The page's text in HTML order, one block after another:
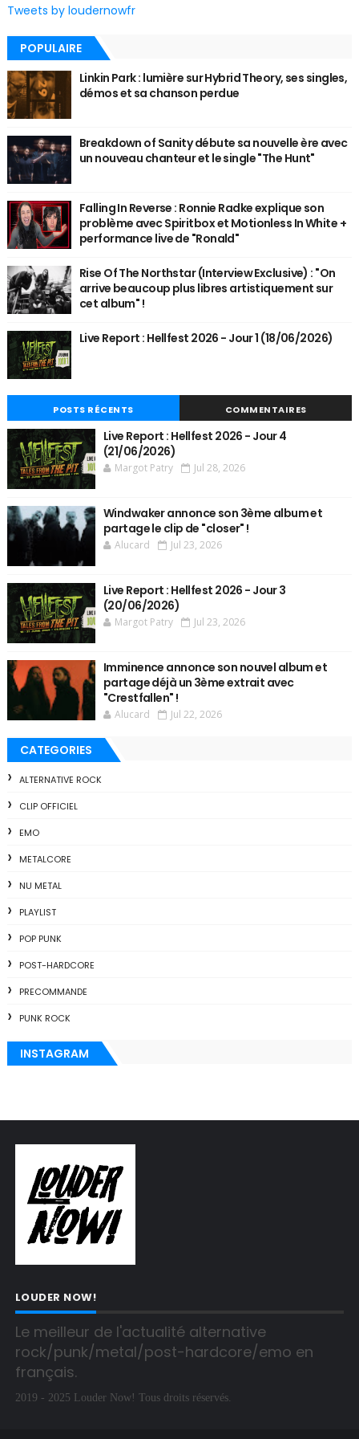
Tweets by loudernowfr
POPULAIRE
Linkin Park : lumière sur Hybrid Theory, ses singles,
démos et sa chanson perdue
Breakdown of Sanity débute sa nouvelle ère avec
un nouveau chanteur et le single "The Hunt"
Falling In Reverse : Ronnie Radke explique son
problème avec Spiritbox et Motionless In White +
performance live de "Ronald"
Rise Of The Northstar (Interview Exclusive) : "On
arrive beaucoup plus libres artistiquement sur
cet album" !
Live Report : Hellfest 2026 - Jour 1 (18/06/2026)
POSTS RÉCENTS COMMENTAIRES
Live Report : Hellfest 2026 - Jour 4
(21/06/2026)
Margot Patry Jul 28, 2026
Windwaker annonce son 3ème album et
partage le clip de "closer" !
Alucard Jul 23, 2026
Live Report : Hellfest 2026 - Jour 3
(20/06/2026)
Margot Patry Jul 23, 2026
Imminence annonce son nouvel album et
partage déjà un 3ème extrait avec
"Crestfallen" !
Alucard Jul 22, 2026
CATEGORIES
ALTERNATIVE ROCK
CLIP OFFICIEL
EMO
METALCORE
NU METAL
PLAYLIST
POP PUNK
POST-HARDCORE
PRECOMMANDE
PUNK ROCK
INSTAGRAM
LOUDER NOW!
Le meilleur de l'actualité alternative
rock/punk/metal/post-hardcore/emo en
français.
2019 - 2025 Louder Now! Tous droits réservés.